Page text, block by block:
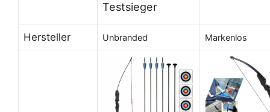
Testsieger
Hersteller Unbranded Markenlos